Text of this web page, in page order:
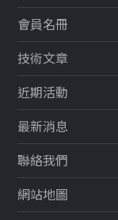
會員名冊
技術文章
近期活動
最新消息
聯絡我們
網站地圖